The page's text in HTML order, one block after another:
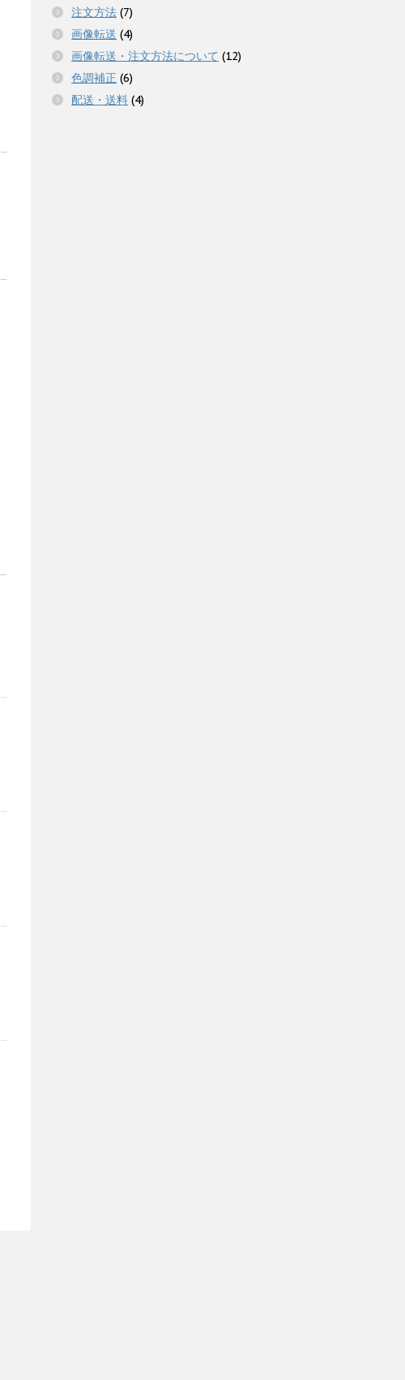
注文方法 (7)
画像転送 (4)
画像転送・注文方法について (12)
色調補正 (6)
配送・送料 (4)